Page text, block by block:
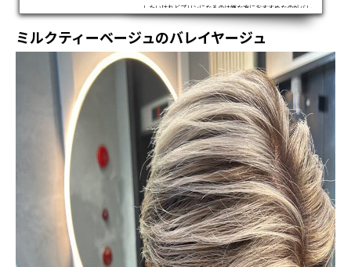
したいけれどプリンになるのは嫌な方におすすめなのがバレ
イヤージュです。この記事ではバレイヤージュとはどんなスタ
イルなのかを解説し、人気のバレイヤージュのスタイルを幅
ミルクティーベージュのバレイヤージュ